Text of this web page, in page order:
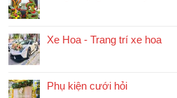
Xe Hoa - Trang trí xe hoa
Phụ kiện cưới hỏi